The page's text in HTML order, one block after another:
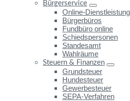
Bürgerservice
Online-
Bürgerbüros
Fundbüro online
Schiedspersonen
Standesamt
Wahlräume
Steuern & Finanzen
Grundsteuer
Hundesteuer
Gewerbesteuer
SEPA-Verfahren